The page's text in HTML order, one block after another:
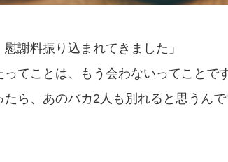
慰謝料振り込まれてきました」
ってことは、もう会わないってことで
たら、あのバカ2人も別れると思うんで